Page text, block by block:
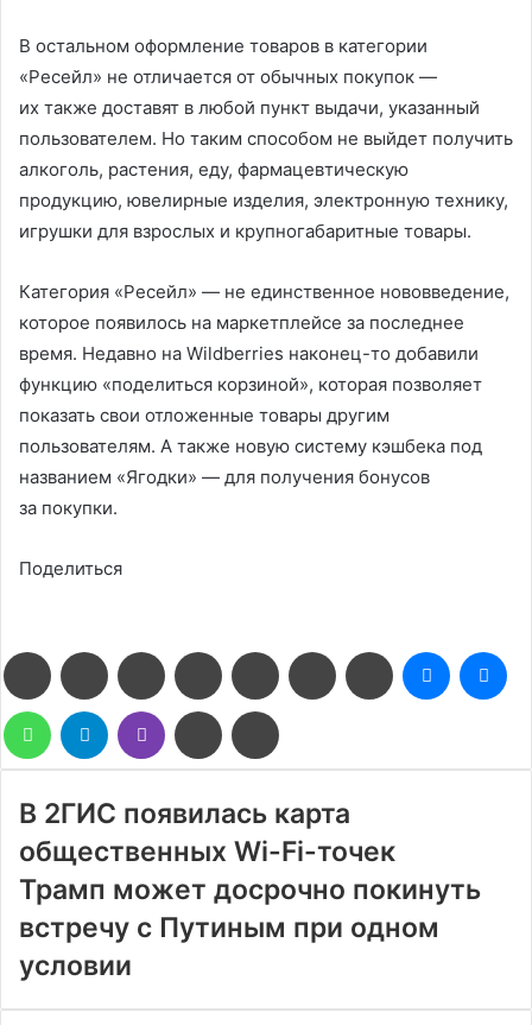
В остальном оформление товаров в категории
«Ресейл» не отличается от обычных покупок —
их также доставят в любой пункт выдачи, указанный
пользователем. Но таким способом не выйдет получить
алкоголь, растения, еду, фармацевтическую
продукцию, ювелирные изделия, электронную технику,
игрушки для взрослых и крупногабаритные товары.
Категория «Ресейл» — не единственное нововведение,
которое появилось на маркетплейсе за последнее
время. Недавно на Wildberries наконец-то добавили
функцию «поделиться корзиной», которая позволяет
показать свои отложенные товары другим
пользователям. А также новую систему кэшбека под
названием «Ягодки» — для получения бонусов
за покупки.
Поделиться
FacebookTwitter LinkedIn Pinterest Reddit ВконтактеОдноклассники
Messenger
WhatsAppTelegram Viber
Поделиться
через
электронную
В 2ГИС появилась карта
общественных Wi-Fi-точек
Трамп может досрочно покинуть
встречу с Путиным при одном
условии